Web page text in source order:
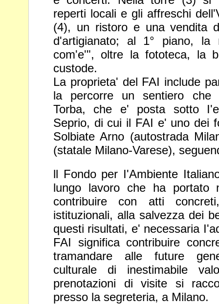
reperti locali e gli affreschi
(4), un ristoro e una vendita
d'artigianato; al 1° piano,
com'e'", oltre la fototeca, la
custode.
La proprieta' del FAI include
la percorre un sentiero che
Torba, che e' posta sotto
Seprio, di cui il FAI e' uno dei
Solbiate Arno (autostrada
(statale Milano-Varese),
ll Fondo per I'Ambiente
lungo lavoro che ha portato
contribuire con atti
istituzionali, alla salvezza dei
questi risultati, e' necessaria
FAI significa contribuire
tramandare alle future
culturale di inestimabile
prenotazioni di visite si
presso la segreteria, a Milano.